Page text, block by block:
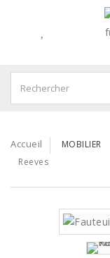
Accueil MOBILIER
Reeves